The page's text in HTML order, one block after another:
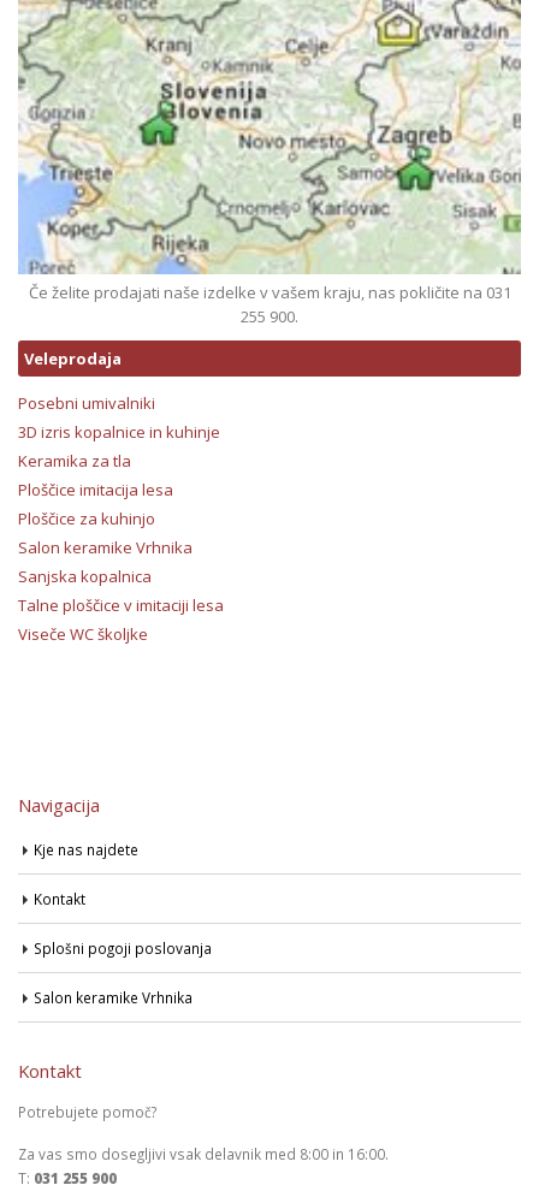
Če želite prodajati naše izdelke v vašem kraju, nas pokličite na 031
255 900.
Veleprodaja
Posebni umivalniki
3D izris kopalnice in kuhinje
Keramika za tla
Ploščice imitacija lesa
Ploščice za kuhinjo
Salon keramike Vrhnika
Sanjska kopalnica
Talne ploščice v imitaciji lesa
Viseče WC školjke
Navigacija
Kje nas najdete
Kontakt
Splošni pogoji poslovanja
Salon keramike Vrhnika
Kontakt
Potrebujete pomoč?
Za vas smo dosegljivi vsak delavnik med 8:00 in 16:00.
T: 031 255 900